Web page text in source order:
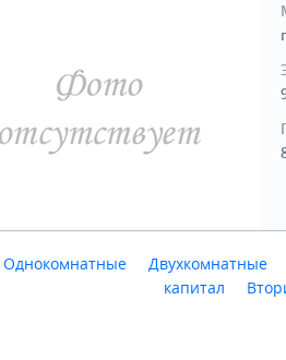
Однокомнатные Двухкомнатные
капитал